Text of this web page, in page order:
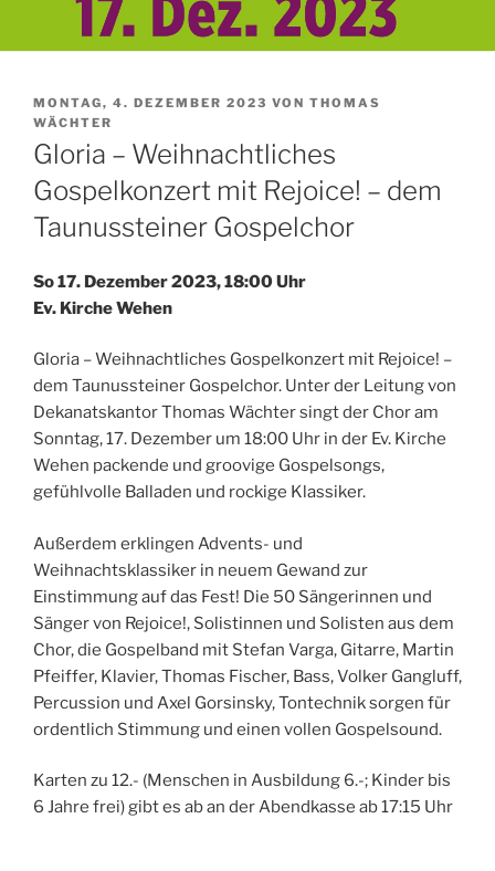
VERÖFFENTLICHT
AM
MONTAG, 4. DEZEMBER 2023 VON THOMAS
WÄCHTER
Gloria – Weihnachtliches
Gospelkonzert mit Rejoice! – dem
Taunussteiner Gospelchor
So 17. Dezember 2023, 18:00 Uhr
Ev. Kirche Wehen
Gloria – Weihnachtliches Gospelkonzert mit Rejoice! –
dem Taunussteiner Gospelchor. Unter der Leitung von
Dekanatskantor Thomas Wächter singt der Chor am
Sonntag, 17. Dezember um 18:00 Uhr in der Ev. Kirche
Wehen packende und groovige Gospelsongs,
gefühlvolle Balladen und rockige Klassiker.
Außerdem erklingen Advents- und
Weihnachtsklassiker in neuem Gewand zur
Einstimmung auf das Fest! Die 50 Sängerinnen und
Sänger von Rejoice!, Solistinnen und Solisten aus dem
Chor, die Gospelband mit Stefan Varga, Gitarre, Martin
Pfeiffer, Klavier, Thomas Fischer, Bass, Volker Gangluff,
Percussion und Axel Gorsinsky, Tontechnik sorgen für
ordentlich Stimmung und einen vollen Gospelsound.
Karten zu 12.- (Menschen in Ausbildung 6.-; Kinder bis
6 Jahre frei) gibt es ab an der Abendkasse ab 17:15 Uhr